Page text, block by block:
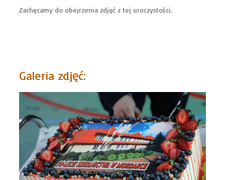
Zachęcamy do obejrzenia zdjęć z tej uroczystości.
Galeria zdjęć: